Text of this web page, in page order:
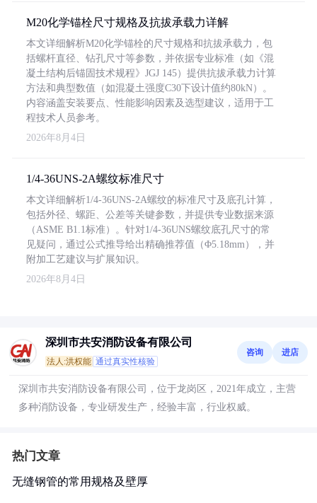
M20化学锚栓尺寸规格及抗拔承载力详解
本文详细解析M20化学锚栓的尺寸规格和抗拔承载力，包
括螺杆直径、钻孔尺寸等参数，并依据专业标准（如《混
凝土结构后锚固技术规程》JGJ 145）提供抗拔承载力计算
方法和典型数值（如混凝土强度C30下设计值约80kN）。
内容涵盖安装要点、性能影响因素及选型建议，适用于工
程技术人员参考。
2026年8月4日
1/4-36UNS-2A螺纹标准尺寸
本文详细解析1/4-36UNS-2A螺纹的标准尺寸及底孔计算，
包括外径、螺距、公差等关键参数，并提供专业数据来源
（ASME B1.1标准）。针对1/4-36UNS螺纹底孔尺寸的常
见疑问，通过公式推导给出精确推荐值（Φ5.18mm），并
附加工艺建议与扩展知识。
2026年8月4日
深圳市共安消防设备有限公司
法人:洪权能 通过真实性核验
咨询 进店
深圳市共安消防设备有限公司，位于龙岗区，2021年成立，主营
多种消防设备，专业研发生产，经验丰富，行业权威。
热门文章
无缝钢管的常用规格及壁厚